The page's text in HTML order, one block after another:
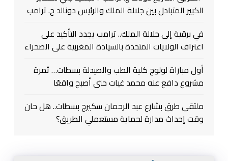
الكبير المتبادل بين جلالة الملك والرئيس دونالد ج. ترامب
في برقية إلى جلالة الملك.. ترامب يجدد التأكيد على
اعتراف الولايات المتحدة بالسيادة المغربية على الصحراء
أول مباراة لولوج كلية الطب والصيدلة بسطات… ثمرة
مشروع دافع عنه محمد غيات حتى أصبح واقعًا
ملتقى طرق بشارع عبد الرحمان سكيرج بسطات.. هل حان
وقت إحداث مدارة لحماية مستعملي الطريق؟